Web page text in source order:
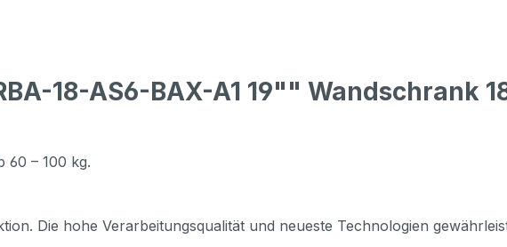
18-AS6-BAX-A1 19"" Wandschrank
60 – 100 kg.
Die hohe Verarbeitungsqualität und neueste Technologien